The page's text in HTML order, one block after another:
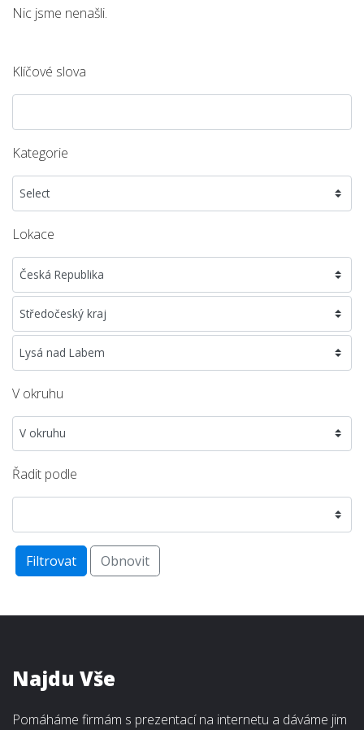
Klíčové slova
Kategorie
Lokace
V okruhu
Řadit podle
Filtrovat Obnovit
Nic jsme nenašli.
Najdu Vše
Pomáháme firmám s prezentací na internetu a dáváme jim